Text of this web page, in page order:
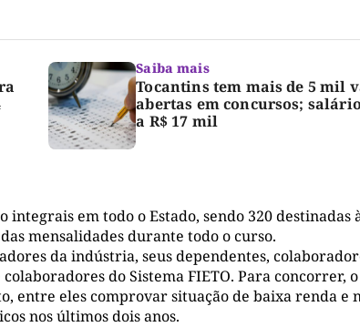
Saiba mais
Tocantins tem mais de 5 mil
abertas em concursos;
a R$ 17 mil
integrais em todo o Estado, sendo 320 destinadas
mensalidades durante todo o curso.
da indústria, seus dependentes,
do Sistema FIETO. Para concorrer,
entre eles comprovar situação de baixa renda e
nos últimos dois anos.